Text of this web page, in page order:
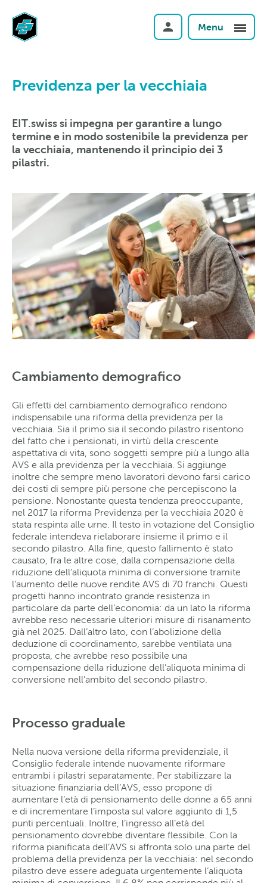
Menu
Previdenza per la vecchiaia
EIT.swiss si impegna per garantire a lungo
termine e in modo sostenibile la previdenza per
la vecchiaia, mantenendo il principio dei 3
pilastri.
Cambiamento demografico
Gli effetti del cambiamento demografico rendono
indispensabile una riforma della previdenza per la
vecchiaia. Sia il primo sia il secondo pilastro risentono
del fatto che i pensionati, in virtù della crescente
aspettativa di vita, sono soggetti sempre più a lungo alla
AVS e alla previdenza per la vecchiaia. Si aggiunge
inoltre che sempre meno lavoratori devono farsi carico
dei costi di sempre più persone che percepiscono la
pensione. Nonostante questa tendenza preoccupante,
nel 2017 la riforma Previdenza per la vecchiaia 2020 è
stata respinta alle urne. Il testo in votazione del Consiglio
federale intendeva rielaborare insieme il primo e il
secondo pilastro. Alla fine, questo fallimento è stato
causato, fra le altre cose, dalla compensazione della
riduzione dell’aliquota minima di conversione tramite
l’aumento delle nuove rendite AVS di 70 franchi. Questi
progetti hanno incontrato grande resistenza in
particolare da parte dell’economia: da un lato la riforma
avrebbe reso necessarie ulteriori misure di risanamento
già nel 2025. Dall’altro lato, con l’abolizione della
deduzione di coordinamento, sarebbe ventilata una
proposta, che avrebbe reso possibile una
compensazione della riduzione dell’aliquota minima di
conversione nell’ambito del secondo pilastro.
Processo graduale
Nella nuova versione della riforma previdenziale, il
Consiglio federale intende nuovamente riformare
entrambi i pilastri separatamente. Per stabilizzare la
situazione finanziaria dell’AVS, esso propone di
aumentare l’età di pensionamento delle donne a 65 anni
e di incrementare l’imposta sul valore aggiunto di 1,5
punti percentuali. Inoltre, l’ingresso all’età del
pensionamento dovrebbe diventare flessibile. Con la
riforma pianificata dell’AVS si affronta solo una parte del
problema della previdenza per la vecchiaia: nel secondo
pilastro deve essere adeguata urgentemente l’aliquota